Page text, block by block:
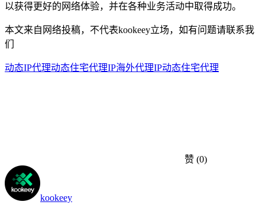
以获得更好的网络体验，并在各种业务活动中取得成功。
本文来自网络投稿，不代表kookeey立场，如有问题请联系我
们
动态IP代理动态住宅代理IP海外代理IP动态住宅代理
赞 (0)
kookeey